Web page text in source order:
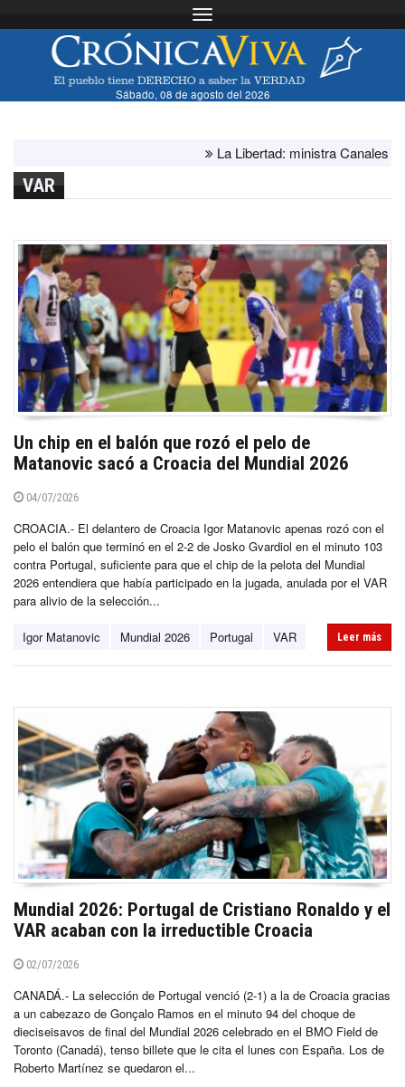
Toggle navigation
Sábado, 08 de agosto del 2026
La Libertad: ministra Canales
VAR
Un chip en el balón que rozó el pelo de
Matanovic sacó a Croacia del Mundial 2026
04/07/2026
CROACIA.- El delantero de Croacia Igor Matanovic apenas rozó con el
pelo el balón que terminó en el 2-2 de Josko Gvardiol en el minuto 103
contra Portugal, suficiente para que el chip de la pelota del Mundial
2026 entendiera que había participado en la jugada, anulada por el VAR
para alivio de la selección...
Igor Matanovic Mundial 2026 Portugal VAR Leer más
Mundial 2026: Portugal de Cristiano Ronaldo y el
VAR acaban con la irreductible Croacia
02/07/2026
CANADÁ.- La selección de Portugal venció (2-1) a la de Croacia gracias
a un cabezazo de Gonçalo Ramos en el minuto 94 del choque de
dieciseisavos de final del Mundial 2026 celebrado en el BMO Field de
Toronto (Canadá), tenso billete que le cita el lunes con España. Los de
Roberto Martínez se quedaron el...